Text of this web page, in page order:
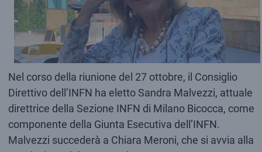
Nel corso della riunione del 27 ottobre, il Consiglio
Direttivo dell’INFN ha eletto Sandra Malvezzi, attuale
direttrice della Sezione INFN di Milano Bicocca, come
componente della Giunta Esecutiva dell’INFN.
Malvezzi succederà a Chiara Meroni, che si avvia alla